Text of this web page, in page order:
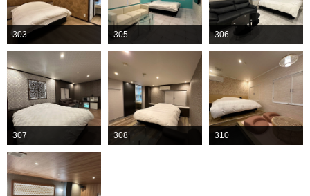
303 305 306
307 308 310